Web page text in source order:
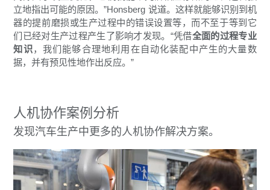
立地指出可能的原因。”Honsberg 说道。这样就能够识别到机
器的提前磨损或生产过程中的错误设置等，而不至于等到它
们已经对生产过程产生了影响才发现。“凭借全面的过程专业
知识，我们能够合理地利用在自动化装配中产生的大量数
据，并有预见性地作出反应。”
人机协作案例分析
发现汽车生产中更多的人机协作解决方案。